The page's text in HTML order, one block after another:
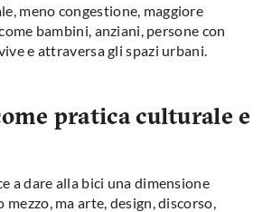
meno congestione, maggiore
bambini, anziani, persone con
e attraversa gli spazi urbani.
pratica culturale e
a dare alla bici una dimensione
ma arte, design, discorso,